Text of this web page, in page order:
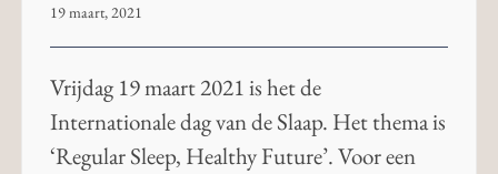
19 maart, 2021
Vrijdag 19 maart 2021 is het de
Internationale dag van de Slaap. Het thema is
‘Regular Sleep, Healthy Future’. Voor een